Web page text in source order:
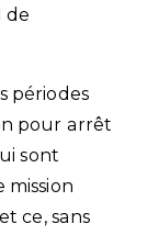
de
périodes
pour arrêt
sont
mission
ce, sans